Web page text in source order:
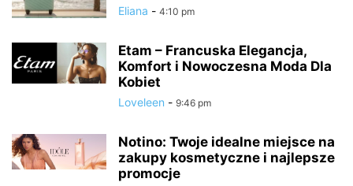
Eliana - 4:10 pm
Etam – Francuska Elegancja,
Komfort i Nowoczesna Moda Dla
Kobiet
Loveleen - 9:46 pm
Notino: Twoje idealne miejsce na
zakupy kosmetyczne i najlepsze
promocje